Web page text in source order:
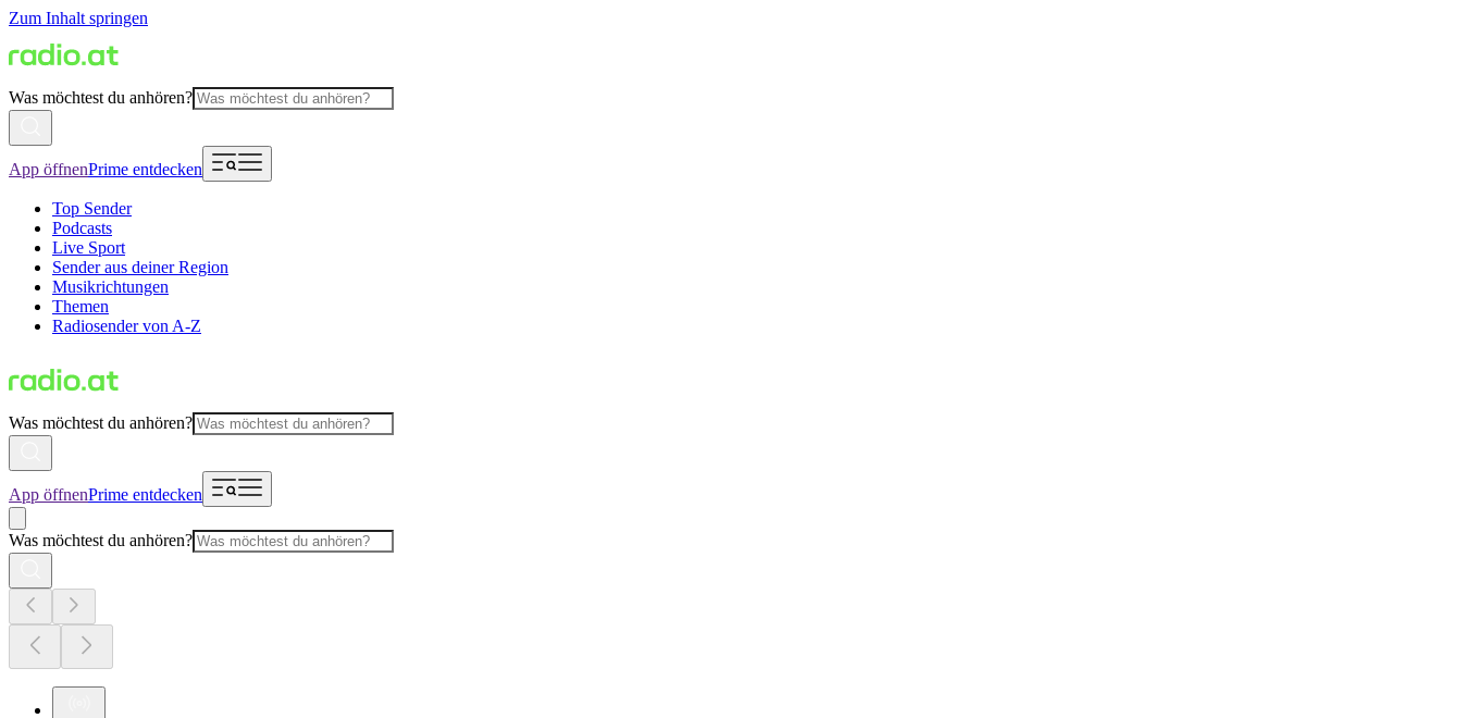
Zum Inhalt springen
Was möchtest du anhören?
App öffnenPrime entdecken
Top Sender
Podcasts
Live Sport
Sender aus deiner Region
Musikrichtungen
Themen
Radiosender von A-Z
Was möchtest du anhören?
App öffnenPrime entdecken
Was möchtest du anhören?